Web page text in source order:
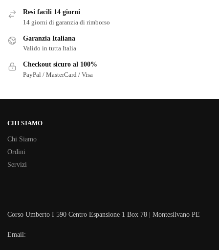
Resi facili 14 giorni
14 giorni di garanzia di rimborso
Garanzia Italiana
Valido in tutta Italia
Checkout sicuro al 100%
PayPal / MasterCard / Visa
CHI SIAMO
Chi Siamo
Ordini
Servizi
Corso Umberto I 590 Centro Espansione 1 Box 78 | Montesilvano PE
Email: